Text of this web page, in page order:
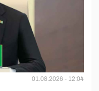
01.08.2026 - 12:04